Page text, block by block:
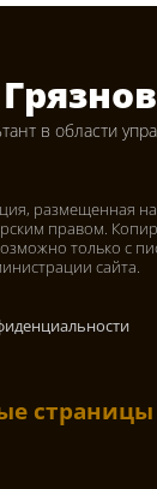
в области
размещенная на
правом.
только с
сайта.
страницы